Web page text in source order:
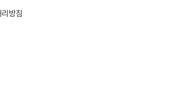
방침